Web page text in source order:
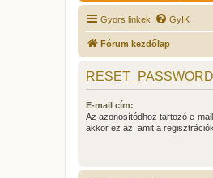
Gyors linkek GyIK
Fórum kezdőlap
RESET_PASSWORD
E-mail cím:
Az azonosítódhoz tartozó e-
akkor ez az, amit a